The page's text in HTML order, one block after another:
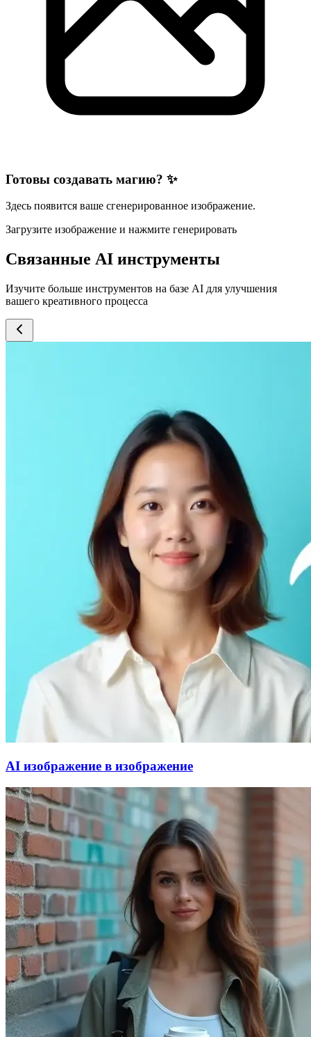
Готовы создавать магию? ✨
Здесь появится ваше сгенерированное изображение.
Загрузите изображение и нажмите генерировать
Связанные AI инструменты
Изучите больше инструментов на базе AI для улучшения
вашего креативного процесса
AI изображение в изображение